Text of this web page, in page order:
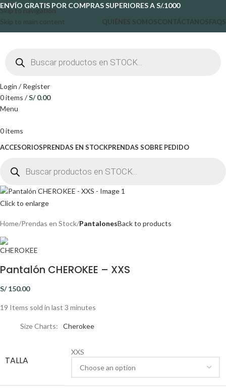
Skip to navigation
Skip to main content
ENVÍO GRATIS POR COMPRAS SUPERIORES A S/.1000
QUIÉNES SOMOSCONTÁCTANOSFAQS
Login / Register
0items /S/0.00
Menu
0items
ACCESORIOSPRENDAS EN STOCKPRENDAS SOBRE PEDIDO
Click to enlarge
Home Prendas en Stock PantalonesBack to products
Pantalón CHEROKEE – XXS
S/150.00
19 Items sold in last 3 minutes
Size Charts Cherokee
TALLA
XXS